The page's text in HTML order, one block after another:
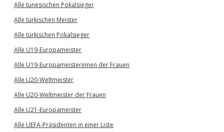
Alle tunesischen Pokalsieger
Alle türkischen Meister
Alle türkischen Pokalsieger
Alle U19-Europameister
Alle U19-Europameisterinnen der Frauen
Alle U20-Weltmeister
Alle U20-Weltmeister der Frauen
Alle U21-Europameister
Alle UEFA-Präsidenten in einer Liste